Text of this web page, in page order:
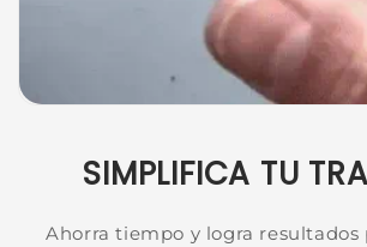
SIMPLIFICA TU
Ahorra tiempo y logra resultados